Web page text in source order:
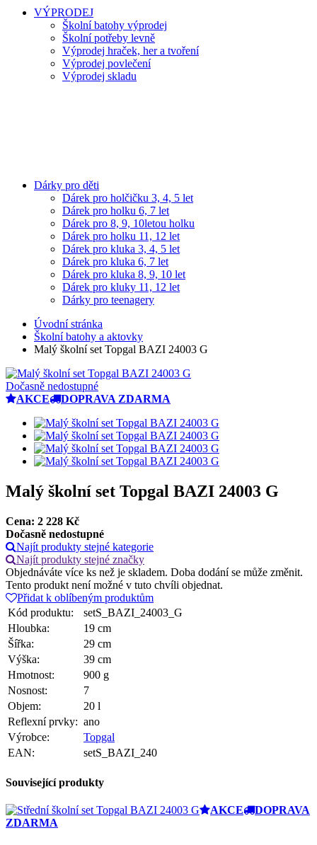
VÝPRODEJ
Školní batohy výprodej
Školní potřeby levně
Výprodej hraček, her a tvoření
Výprodej povlečení
Výprodej skladu
Dárky pro děti
Dárek pro holčičku 3, 4, 5 let
Dárek pro holku 6, 7 let
Dárek pro 8, 9, 10letou holku
Dárek pro holku 11, 12 let
Dárek pro kluka 3, 4, 5 let
Dárek pro kluka 6, 7 let
Dárek pro kluka 8, 9, 10 let
Dárek pro kluky 11, 12 let
Dárky pro teenagery
Úvodní stránka
Školní batohy a aktovky
Malý školní set Topgal BAZI 24003 G
Dočasně nedostupné
AKCE
DOPRAVA ZDARMA
Malý školní set Topgal BAZI 24003 G
Cena: 2 228 Kč
Dočasně nedostupné
Najít produkty stejné kategorie
Najít produkty stejné značky
Objednáváte více ks než je skladem. Doba dodání se může změnit.
Tento produkt není možné v tuto chvíli objednat.
Přidat k oblíbeným produktům
Kód produktu:
setS_BAZI_24003_G
Hloubka:
19 cm
Šířka:
29 cm
Výška:
39 cm
Hmotnost:
900 g
Nosnost:
7
Objem:
20 l
Reflexní prvky: ano
Výrobce:
Topgal
EAN:
setS_BAZI_240
Související produkty
AKCE
DOPRAVA
ZDARMA